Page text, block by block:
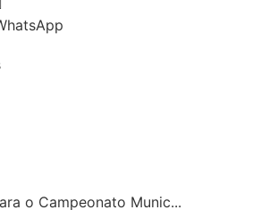
o Campeonato Munic...